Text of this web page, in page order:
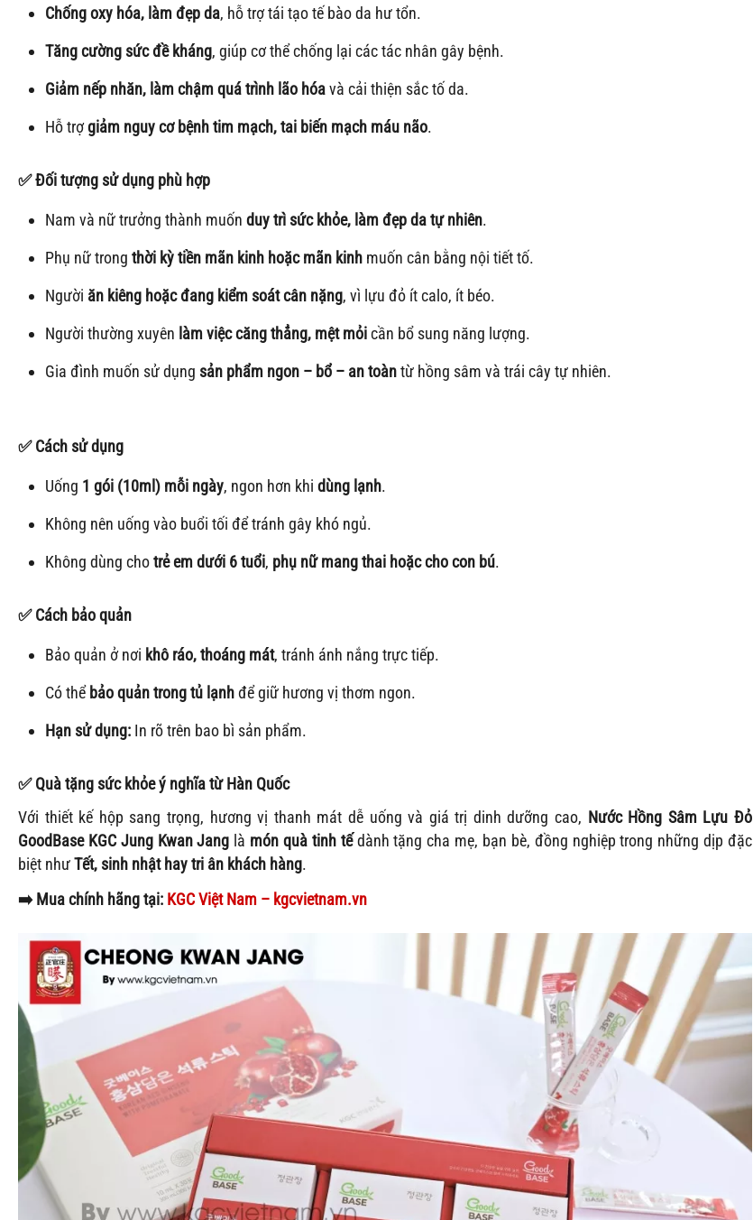
Chống oxy hóa, làm đẹp da, hỗ trợ tái tạo tế bào da hư tổn.
Tăng cường sức đề kháng, giúp cơ thể chống lại các tác nhân gây bệnh.
Giảm nếp nhăn, làm chậm quá trình lão hóavà cải thiện sắc tố da.
Hỗ trợgiảm nguy cơ bệnh tim mạch, tai biến mạch máu não.
✅Đối tượng sử dụng phù hợp
Nam và nữ trưởng thành muốn duy trì sức khỏe, làm đẹp da tự nhiên.
Phụ nữ trong thời kỳ tiền mãn kinh hoặc mãn kinh muốn cân bằng nội tiết tố.
Người ăn kiêng hoặc đang kiểm soát cân nặng, vì lựu đỏ ít calo, ít béo.
Người thường xuyên làm việc căng thẳng, mệt mỏicần bổ sung năng lượng.
Gia đình muốn sử dụng sản phẩm ngon – bổ – an toàntừ hồng sâm và trái cây tự nhiên.
✅Cách sử dụng
Uống 1 gói (10ml) mỗi ngày, ngon hơn khi dùng lạnh.
Không nên uống vào buổi tối để tránh gây khó ngủ.
Không dùng chotrẻ em dưới 6 tuổi, phụ nữ mang thai hoặc cho con bú.
✅Cách bảo quản
Bảo quản ở nơi khô ráo, thoáng mát, tránh ánh nắng trực tiếp.
Có thểbảo quản trong tủ lạnhđể giữ hương vị thơm ngon.
Hạn sử dụng: In rõ trên bao bì sản phẩm.
✅Quà tặng sức khỏe ý nghĩa từ Hàn Quốc
Với thiết kế hộp sang trọng, hương vị thanh mát dễ uống và giá trị dinh dưỡng cao, Nước Hồng Sâm Lựu Đỏ
GoodBase KGC Jung Kwan Jang là món quà tinh tếdành tặng cha mẹ, bạn bè, đồng nghiệp trong những dịp đặc
biệt nhưTết, sinh nhật hay tri ân khách hàng.
➡️ Mua chính hãng tại: KGC Việt Nam – kgcvietnam.vn